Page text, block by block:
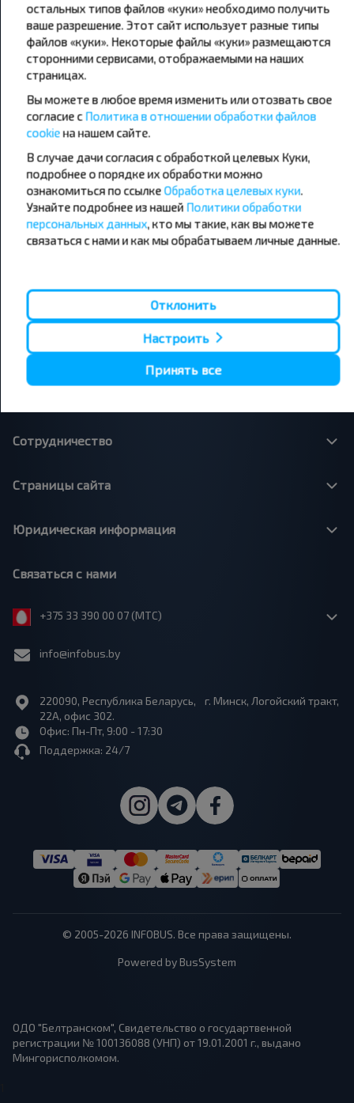
Популярные автобусные
направления
Орша - Могилёв
Минск - Могилёв
Минск - Пинск
Минск - Брест
Минск - Гомель
Минск - Бобруйск
Брест - Тересполь
Брест - Беловежская Пуща
Брест - Минск
Варшава - Минск
Санкт-Петербург - Минск
Минск - Вильнюс
Минск - Варшава
Минск - Москва
Сотрудничество
Страницы сайта
Юридическая информация
Связаться с нами
+375 33 390 00 07 (МТС)
info@infobus.by
220090, Республика Беларусь, г. Минск, Логойский тракт,
22А, офис 302.
Офис: Пн-Пт, 9:00 - 17:30
Поддержка: 24/7
© 2005-2026 INFOBUS. Все права защищены.
Powered by BusSystem
ОДО "Белтранском", Свидетельство о государтвенной
регистрации № 100136088 (УНП) от 19.01.2001 г., выдано
Мингорисполкомом.
остальных типов файлов «куки» необходимо получить
ваше разрешение. Этот сайт использует разные типы
файлов «куки». Некоторые файлы «куки» размещаются
сторонними сервисами, отображаемыми на наших
страницах.
Вы можете в любое время изменить или отозвать свое
согласие сПолитика в отношении обработки файлов
cookieна нашем сайте.
В случае дачи согласия с обработкой целевых Куки,
подробнее о порядке их обработки можно
ознакомиться по ссылкеОбработка целевых куки.
Узнайте подробнее из нашей Политики обработки
персональных данных, кто мы такие, как вы можете
связаться с нами и как мы обрабатываем личные данные.
Отклонить
Настроить
Принять все